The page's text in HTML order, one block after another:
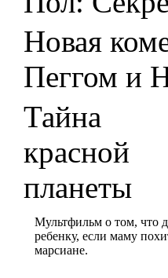
Новая
Пеггом и
Тайна
красной
планеты
Мультфильм о том, что
ребенку, если маму
марсиане.